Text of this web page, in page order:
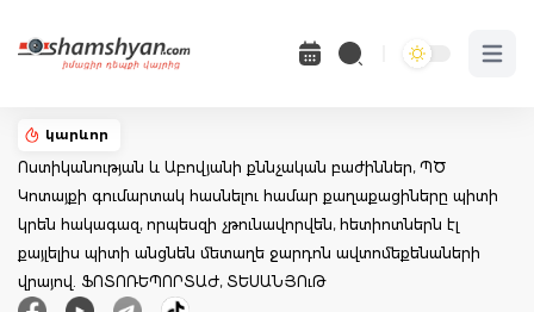
Open
կարևոր
Ոստիկանության և Աբովյանի քննչական բաժիններ, ՊԾ
Կոտայքի գումարտակ հասնելու համար քաղաքացիները պիտի
կրեն հակագազ, որպեսզի չթունավորվեն, հետիոտներն էլ
քայլելիս պիտի անցնեն մետաղե ջարդոն ավտոմեքենաների
վրայով. ՖՈՏՈՌԵՊՈՐՏԱԺ, ՏԵՍԱՆՅՈւԹ